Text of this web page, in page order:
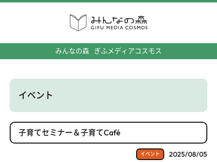
みんなの森 ぎふメディアコスモス
イベント
子育てセミナー＆子育てCafé
イベント 2025/08/05